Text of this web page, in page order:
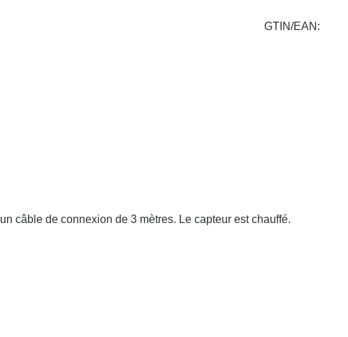
GTIN/EAN:
câble de connexion de 3 mètres. Le capteur est chauffé.